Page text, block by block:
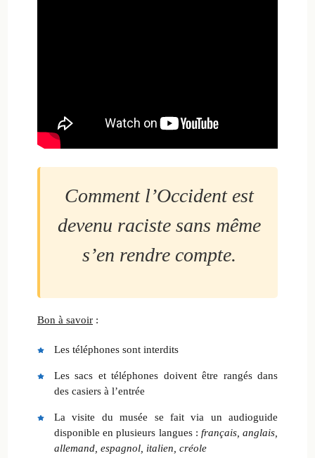
Comment l’Occident est
devenu raciste sans même
s’en rendre compte.
Bon à savoir :
Les téléphones sont interdits
Les sacs et téléphones doivent être rangés dans
des casiers à l’entrée
La visite du musée se fait via un audioguide
disponible en plusieurs langues : français, anglais,
allemand, espagnol, italien, créole